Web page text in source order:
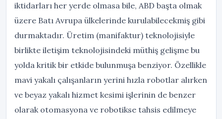
iktidarları her yerde olmasa bile, ABD başta olmak
üzere Batı Avrupa ülkelerinde kurulabilecekmiş gibi
durmaktadır. Üretim (manifaktur) teknolojisiyle
birlikte iletişim teknolojisindeki müthiş gelişme bu
yolda kritik bir etkide bulunmuşa benziyor. Özellikle
mavi yakalı çalışanların yerini hızla robotlar alırken
ve beyaz yakalı hizmet kesimi işlerinin de benzer
olarak otomasyona ve robotikse tahsis edilmeye